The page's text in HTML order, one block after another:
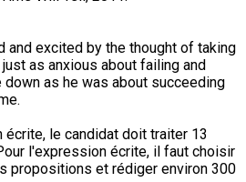
and excited by the thought of taking
as anxious about failing and
as he was about succeeding
écrite, le candidat doit traiter 13
l'expression écrite, il faut choisir
propositions et rédiger environ 300